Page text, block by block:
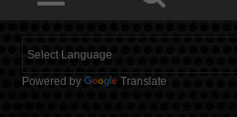
Powered by Translate